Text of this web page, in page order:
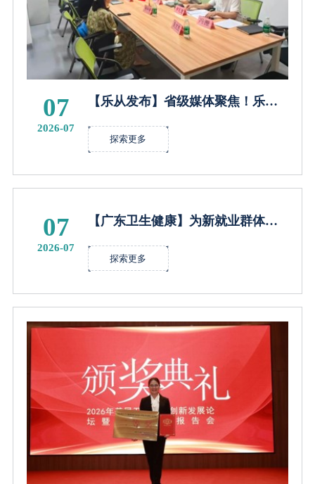
07
2026-07
【乐从发布】省级媒体聚焦！乐
获推广探索更多
07
2026-07
【广东卫生健康】为新就业群体筑
小发健康驿站”启用
探索更多